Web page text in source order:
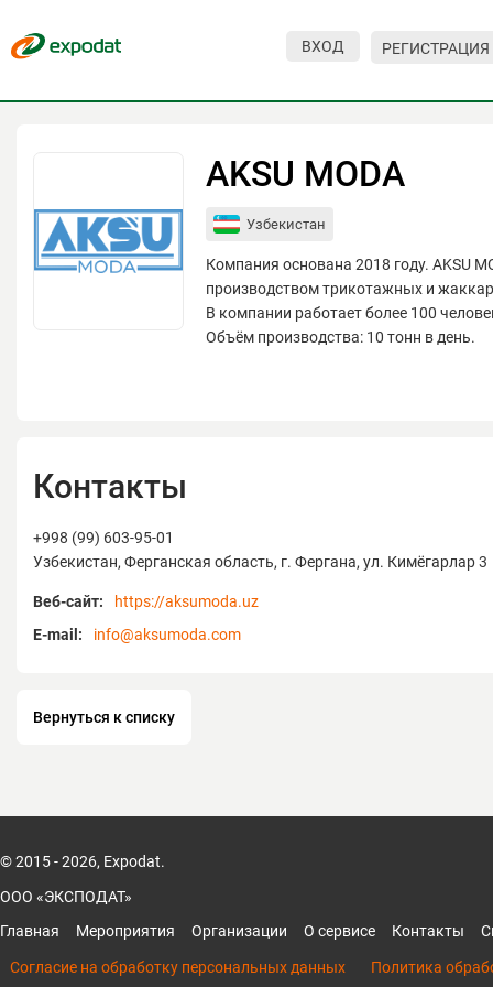
ВХОД РЕГИСТРАЦИЯ
AKSU MODA
Узбекистан
Компания основана 2018 году. AKSU
производством трикотажных и
В компании работает более 100
Объём производства: 10 тонн в день.
Контакты
+998 (99) 603-95-01
Узбекистан, Ферганская область, г. Фергана, ул. Кимёгарлар 3
Веб-сайт:
https://aksumoda.uz
E-mail:
info@aksumoda.com
Вернуться к списку
© 2015 - 2026, Expodat.
ООО «ЭКСПОДАТ»
Главная
Мероприятия Организации О сервисе Контакты
Согласие на обработку персональных данных
Политика
Мероприятия
Организациям
Контакты